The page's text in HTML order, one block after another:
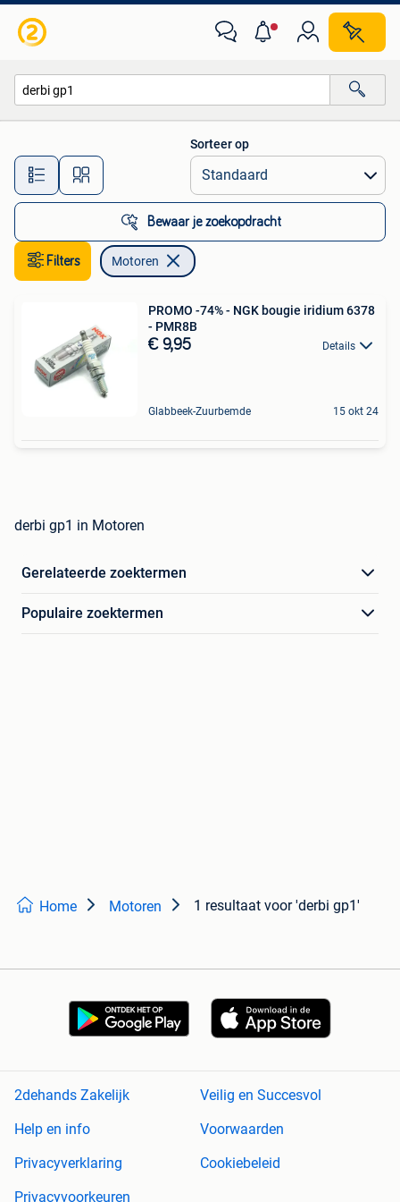
Alle afstanden…
Sorteer op
Bewaar je zoekopdracht
Filters Motoren
PROMO -74% - NGK bougie iridium 6378
- PMR8B
€ 9,95 Details
Glabbeek-Zuurbemde 15 okt 24
derbi gp1 in Motoren
Gerelateerde zoektermen
Populaire zoektermen
Home Motoren 1 resultaat voor 'derbi gp1'
2dehands Zakelijk
Veilig en Succesvol
Help en info
Voorwaarden
Privacyverklaring
Cookiebeleid
Privacyvoorkeuren